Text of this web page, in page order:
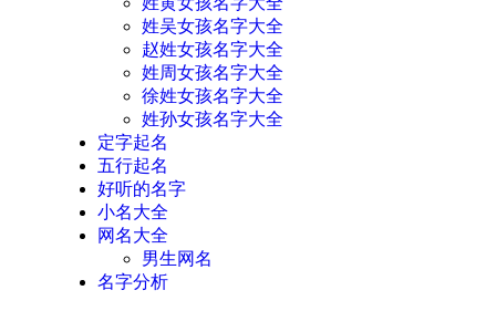
姓吴女孩名字大全
赵姓女孩名字大全
姓周女孩名字大全
徐姓女孩名字大全
姓孙女孩名字大全
定字起名
五行起名
好听的名字
小名大全
网名大全
男生网名
名字分析